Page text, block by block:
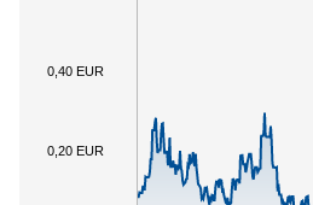
0,20 EUR
0,40 EUR